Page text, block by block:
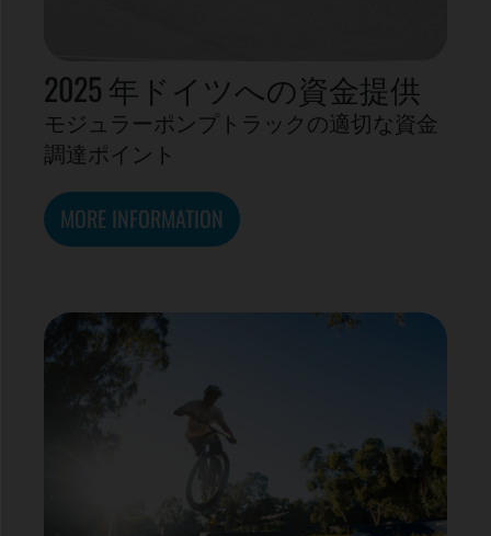
2025 年ドイツへの資金提供
モジュラーポンプトラックの適切な資金
調達ポイント
MORE INFORMATION